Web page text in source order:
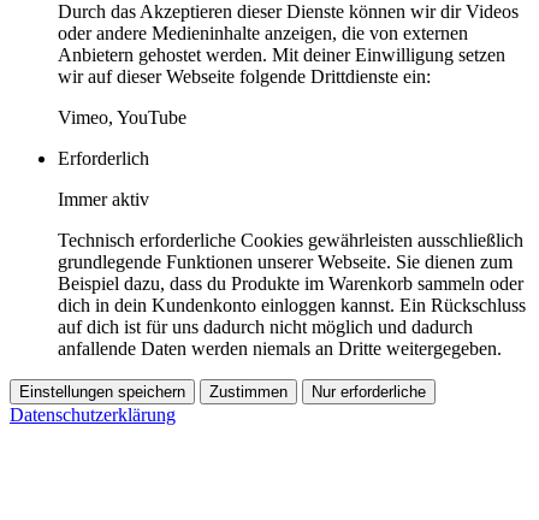
Durch das Akzeptieren dieser Dienste können wir dir Videos
oder andere Medieninhalte anzeigen, die von externen
Anbietern gehostet werden. Mit deiner Einwilligung setzen
wir auf dieser Webseite folgende Drittdienste ein:
Vimeo, YouTube
Erforderlich
Immer aktiv
Technisch erforderliche Cookies gewährleisten ausschließlich
grundlegende Funktionen unserer Webseite. Sie dienen zum
Beispiel dazu, dass du Produkte im Warenkorb sammeln oder
dich in dein Kundenkonto einloggen kannst. Ein Rückschluss
auf dich ist für uns dadurch nicht möglich und dadurch
anfallende Daten werden niemals an Dritte weitergegeben.
Einstellungen speichern Zustimmen Nur erforderliche
Datenschutzerklärung